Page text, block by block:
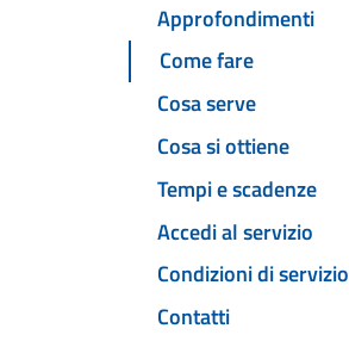
Approfondimenti
Come fare
Cosa serve
Cosa si ottiene
Tempi e scadenze
Accedi al servizio
Condizioni di servizio
Contatti